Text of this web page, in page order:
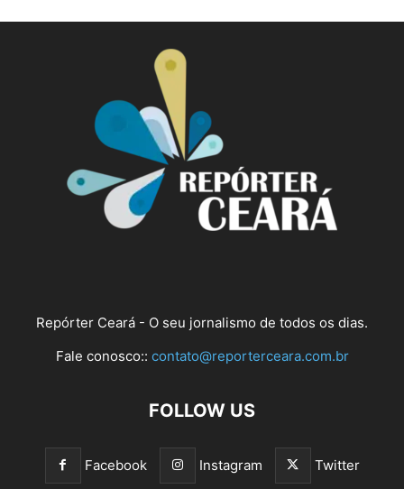
Repórter Ceará - O seu jornalismo de todos os dias.
Fale conosco:: contato@reporterceara.com.br
FOLLOW US
Facebook Instagram Twitter